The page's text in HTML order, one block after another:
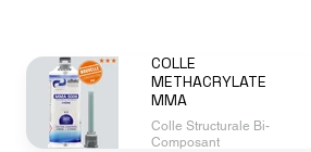
COLLE
METHACRYLATE
MMA
Colle Structurale Bi-
Composant